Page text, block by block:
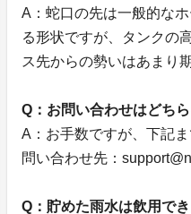
A：蛇口の先は一般的な
る形状ですが、タンクの
ス先からの勢いはあまり
Q：お問い合わせはどち
A：お手数ですが、下記ま
問い合わせ先：
Q：貯めた雨水は飲用で